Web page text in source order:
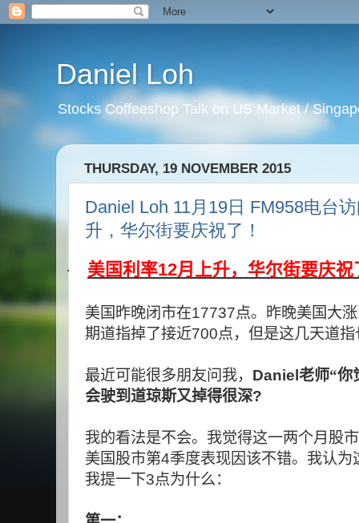
Daniel Loh
Stocks Coffeeshop Talk on US Market /
THURSDAY, 19 NOVEMBER 2015
Daniel Loh 11月19日 FM958电台
升，华尔街要庆祝了！
· 美国利率12月上升，华尔街要庆祝
美国昨晚闭市在17737点。昨晚美国大
期道指掉了接近700点，但是这几天道
最近可能很多朋友问我， Daniel 老师“你
会驶到道琼斯又掉得很深?
我的看法是不会。我觉得这一两个月股
美国股市第4季度表现因该不错。我认
我提一下3点为什么：